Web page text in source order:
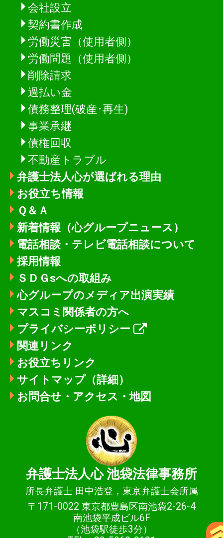
会社設立
契約書作成
労働災害（使用者側）
労働問題（使用者側）
削除請求
過払い金
債務整理(破産･再生)
事業承継
債権回収
不動産トラブル
弁護士法人心が選ばれる理由
お役立ち情報
Ｑ＆Ａ
新着情報 （心グループニュース）
電話相談・テレビ電話相談について
採用情報
ＳＤＧsへの取組み
心グループのメディア出演実績
マスコミ関係者の方へ
プライバシーポリシー
関連リンク
お役立ちリンク
サイトマップ（詳細）
お問合せ・アクセス・地図
弁護士法人心池袋法律事務所
所長弁護士 田中浩登，東京弁護士会所属
〒171-0022 東京都豊島区南池袋2-26-4
南池袋平成ビル6F
（池袋駅徒歩3分）